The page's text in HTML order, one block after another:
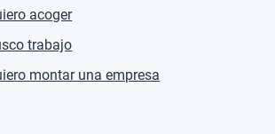
acoger
trabajo
montar una empresa